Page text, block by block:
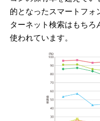
的となったスマートフォ
ターネット検索はもちろ
使われています。